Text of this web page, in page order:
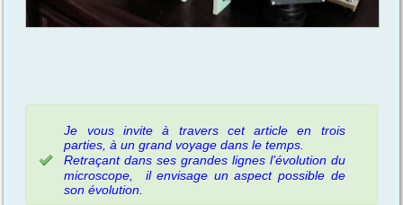
Je vous invite à travers cet article en trois
parties, à un grand voyage dans le temps.
Retraçantdans ses grandes lignes l’évolution du
microscope, il envisage un aspect possible de
son évolution.